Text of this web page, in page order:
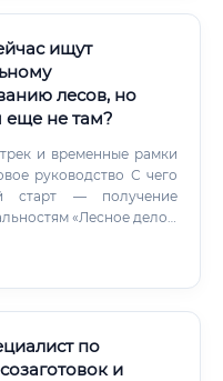
системами точного
техники ✅
— российская линейка
по агромеханике
сертификацию по
Topcon, Leica.
специалиста на рынке
ищут
лесов, но
еще не там?
и временные рамки
руководство С чего
старт — получение
«Лесное дело»,
по
и